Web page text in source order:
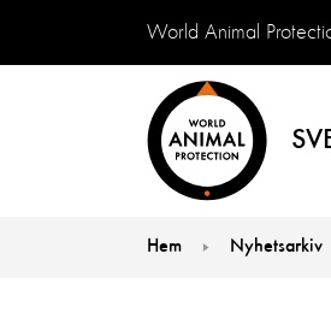
World Animal
Hem Nyhetsarkiv